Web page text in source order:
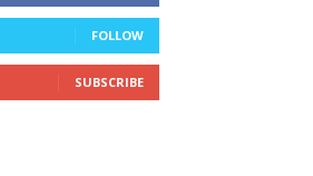
FOLLOW
SUBSCRIBE